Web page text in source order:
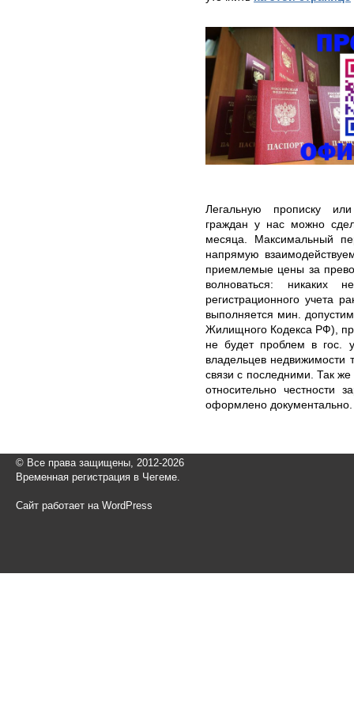
Легальную прописку
граждан у нас можно
месяца. Максимальный
напрямую
приемлемые цены за
волноваться: никаких
регистрационного учета
выполняется мин.
Жилищного Кодекса РФ),
не будет проблем в гос.
владельцев недвижимости
связи с последними. Так
относительно честности
оформлено документально.
© Все права защищены, 2012-2026
Временная регистрация в Чегеме.
Сайт работает на WordPress